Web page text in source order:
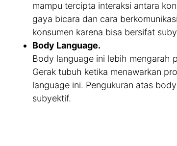
mampu tercipta interaksi antara
gaya bicara dan cara
konsumen karena bisa bersifat
Body Language.
Body language ini lebih mengarah
Gerak tubuh ketika menawarkan
language ini. Pengukuran atas
subyektif.